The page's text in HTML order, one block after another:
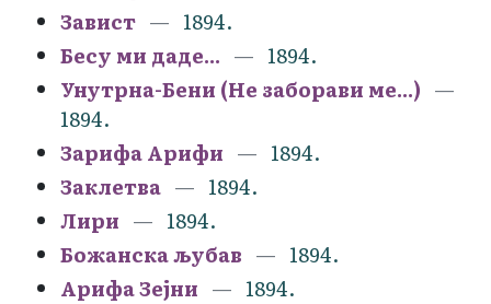
Завист
1894.
Бесу ми даде...
1894.
Унутрна-Бени (Не заборави ме...)
1894.
Зарифа Арифи
1894.
Заклетва
1894.
Лири
1894.
Божанска љубав
1894.
Арифа Зејни
1894.